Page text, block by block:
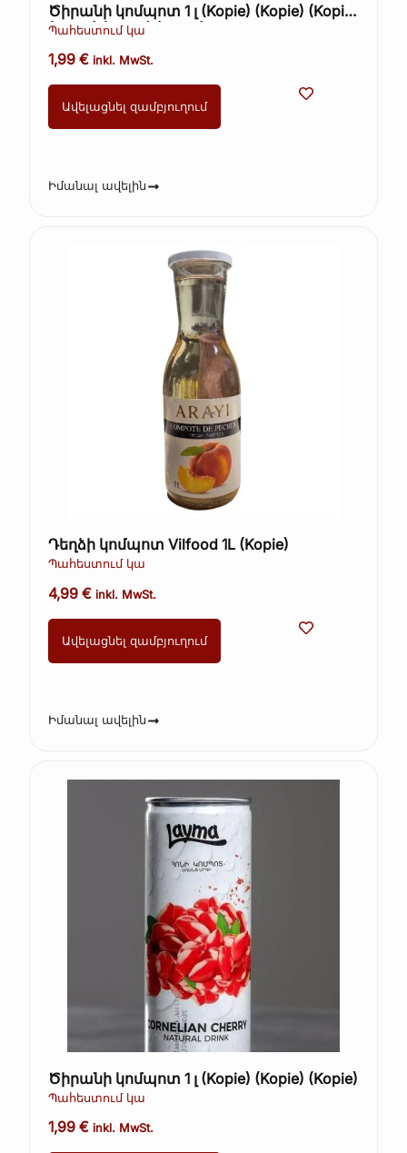
Ծիրանի կոմպոտ 1 լ (Kopie) (Kopie) (Kopie)
(Kopie) (Kopie) (Kopie)
Պահեստում կա
1,99€ inkl. MwSt.
Ավելացնել զամբյուղում
Իմանալ ավելին
Դեղձի կոմպոտ Vilfood 1L (Kopie)
Պահեստում կա
4,99€ inkl. MwSt.
Ավելացնել զամբյուղում
Իմանալ ավելին
Ծիրանի կոմպոտ 1 լ (Kopie) (Kopie) (Kopie)
Պահեստում կա
1,99€ inkl. MwSt.